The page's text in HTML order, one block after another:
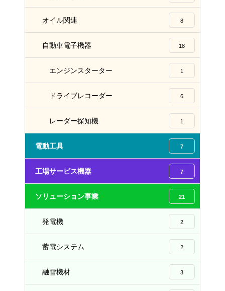
オイル関連 8
自動車電子機器 18
エンジンスターター 1
ドライブレコーダー 6
レーダー探知機 1
電動工具 7
工場サービス機器 7
ソリューション事業 21
発電機 2
蓄電システム 2
融雪機材 3